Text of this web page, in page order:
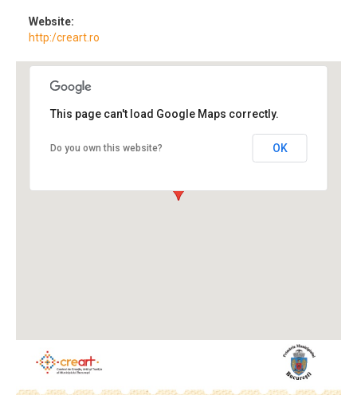
Website:
http:/creart.ro
This page can't load Google Maps correctly.
Do you own this website? OK